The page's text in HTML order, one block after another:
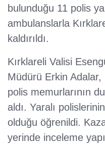
bulunduğu 11 polis
ambulanslarla
kaldırıldı.
Kırklareli Valisi
Müdürü Erkin Adalar,
polis memurlarının
aldı. Yaralı
olduğu öğrenildi.
yerinde inceleme